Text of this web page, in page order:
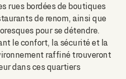
rues bordées de boutiques
de renom, ainsi que
pour se détendre.
le confort, la sécurité et la
raffiné trouveront
dans ces quartiers